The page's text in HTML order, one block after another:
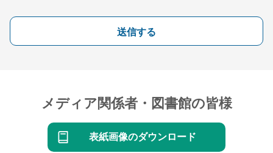
送信する
メディア関係者・図書館の皆様
表紙画像のダウンロード